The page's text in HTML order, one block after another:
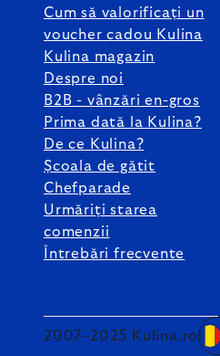
Cum să valorificați un
voucher cadou Kulina
Kulina magazin
Despre noi
B2B - vânzări en-gros
Prima dată la Kulina?
De ce Kulina?
Școala de gătit
Chefparade
Urmăriți starea
comenzii
Întrebări frecvente
2007–2025 Kulina.ro